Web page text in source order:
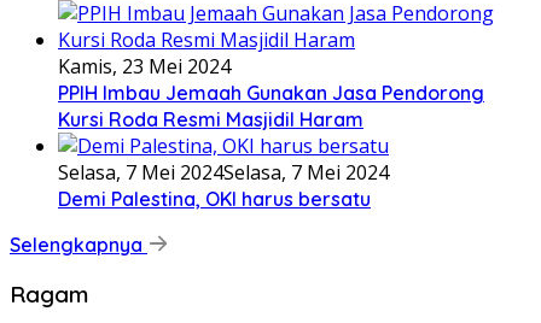
Kamis, 23 Mei 2024
PPIH Imbau Jemaah Gunakan Jasa Pendorong
Kursi Roda Resmi Masjidil Haram
Selasa, 7 Mei 2024Selasa, 7 Mei 2024
Demi Palestina, OKI harus bersatu
Selengkapnya
Ragam